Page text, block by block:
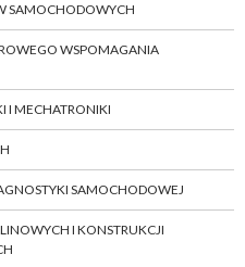
SAMOCHODOWYCH
WSPOMAGANIA
I MECHATRONIKI
SAMOCHODOWEJ
I KONSTRUKCJI